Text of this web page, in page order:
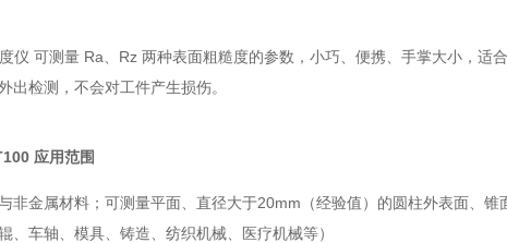
仪 可测量 Ra、Rz 两种表面粗糙度的参数，小巧、便携、手掌大小，适
出检测，不会对工件产生损伤。
应用范围
非金属材料；可测量平面、直径大于20mm（经验值）的圆柱外表面、
、车轴、模具、铸造、纺织机械、医疗机械等）